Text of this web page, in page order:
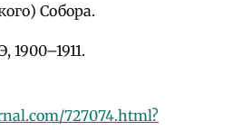
Собора.
727074.html?